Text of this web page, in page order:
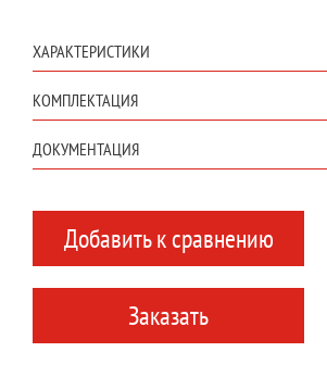
ХАРАКТЕРИСТИКИ
КОМПЛЕКТАЦИЯ
ДОКУМЕНТАЦИЯ
Добавить к сравнению
Заказать